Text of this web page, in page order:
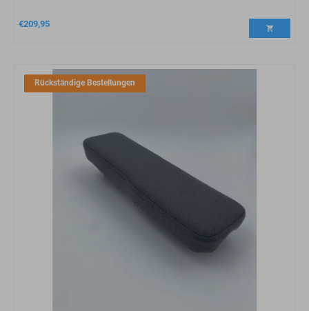
€209,95
Rückständige Bestellungen